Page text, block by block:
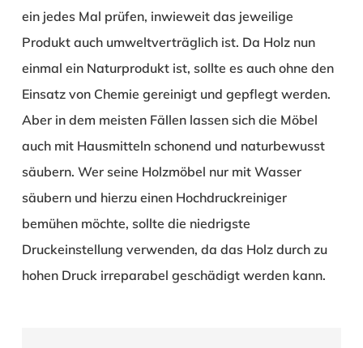
ein jedes Mal prüfen, inwieweit das jeweilige
Produkt auch umweltverträglich ist. Da Holz nun
einmal ein Naturprodukt ist, sollte es auch ohne den
Einsatz von Chemie gereinigt und gepflegt werden.
Aber in dem meisten Fällen lassen sich die Möbel
auch mit Hausmitteln schonend und naturbewusst
säubern. Wer seine Holzmöbel nur mit Wasser
säubern und hierzu einen Hochdruckreiniger
bemühen möchte, sollte die niedrigste
Druckeinstellung verwenden, da das Holz durch zu
hohen Druck irreparabel geschädigt werden kann.